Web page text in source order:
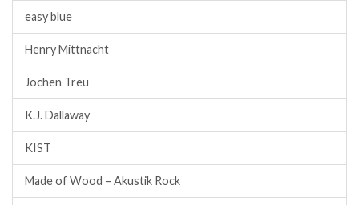
easy blue
Henry Mittnacht
Jochen Treu
K.J. Dallaway
KIST
Made of Wood – Akustik Rock